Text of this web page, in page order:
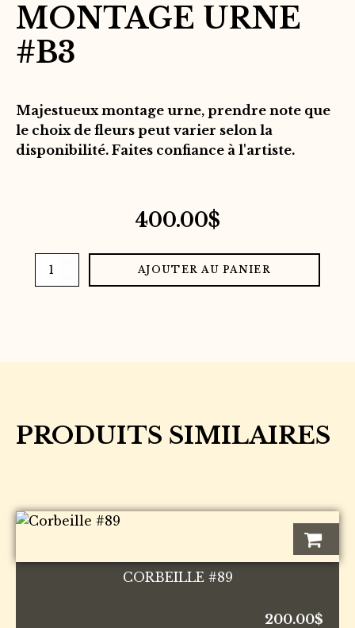
MONTAGE URNE
#B3
Majestueux montage urne, prendre note que
le choix de fleurs peut varier selon la
disponibilité. Faites confiance à l'artiste.
400.00$
quantité
de
AJOUTER AU PANIER
PRODUITS SIMILAIRES
CORBEILLE #89
200.00$